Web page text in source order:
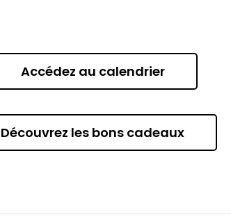
Accédez au calendrier
Découvrez les bons cadeaux